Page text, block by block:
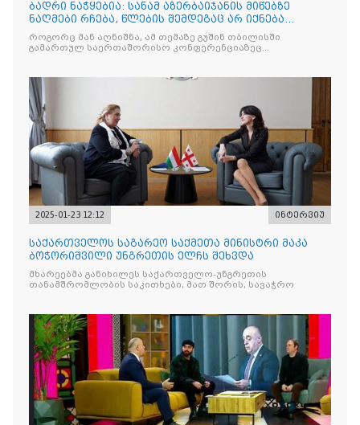
ბადრი ნაჭყებია: სანამ აზერბაიჯანის მიწებზე
ნაღმები რჩება, წლების შემდეგაც არ იქნება
მშვიდობა
როგორც მან აღნიშნა, ამ თემაზე გუშინ თბილისში
გამართულ საერთაშორისო კონფერენციაზეც
2025-01-23 12:12 ინტერვიუ
საქართველოს საგარეო საქმეთა მინისტრი მაკა
ბოჭორიშვილი უნგრეთის ელჩს შეხვდა
მხარეებმა განიხილეს საქართველო-უნგრეთის
თანამშრომლობის საკითხები, მათ შორის, სავაჭრო